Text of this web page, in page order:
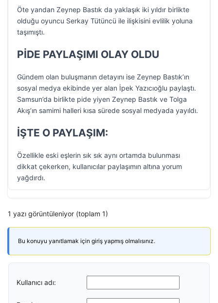
Öte yandan Zeynep Bastık da yaklaşık iki yıldır birlikte
olduğu oyuncu Serkay Tütüncü ile ilişkisini evlilik yoluna
taşımıştı.
PİDE PAYLAŞIMI OLAY OLDU
Gündem olan buluşmanın detayını ise Zeynep Bastık’ın
sosyal medya ekibinde yer alan İpek Yazıcıoğlu paylaştı.
Samsun’da birlikte pide yiyen Zeynep Bastık ve Tolga
Akış’ın samimi halleri kısa sürede sosyal medyada yayıldı.
İŞTE O PAYLAŞIM:
Özellikle eski eşlerin sık sık aynı ortamda bulunması
dikkat çekerken, kullanıcılar paylaşımın altına yorum
yağdırdı.
1 yazı görüntüleniyor (toplam 1)
Bu konuyu yanıtlamak için giriş yapmış olmalısınız.
Kullanıcı adı: